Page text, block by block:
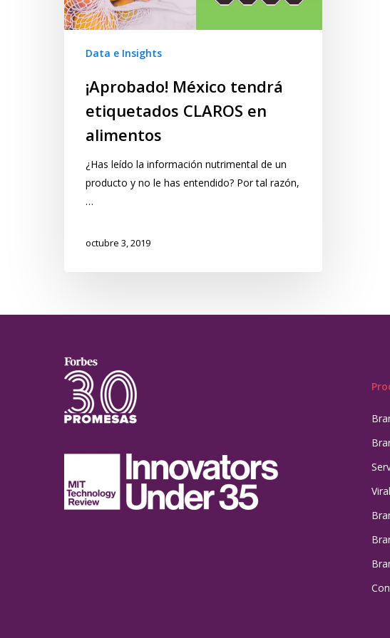
Data e Insights
¡Aprobado! México tendrá
etiquetados CLAROS en
alimentos
¿Has leído la información nutrimental de un
producto y no le has entendido? Por tal razón,
…
octubre 3, 2019